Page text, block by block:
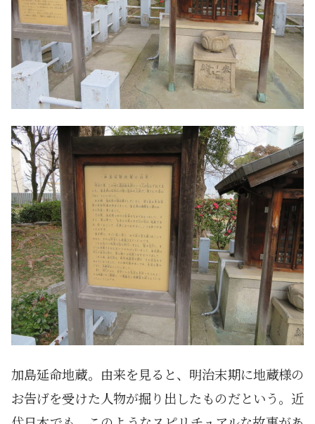
加島延命地蔵。由来を見ると、明治末期に地蔵様の
お告げを受けた人物が掘り出したものだという。近